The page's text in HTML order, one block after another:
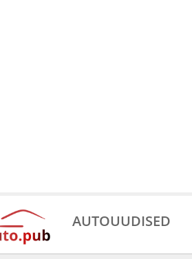
AUTOUUDISED